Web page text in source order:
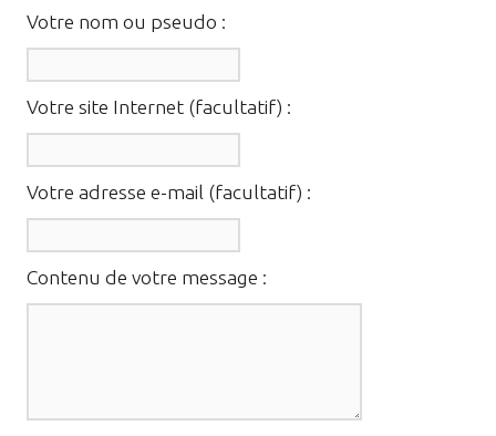
Votre nom ou pseudo :
Votre site Internet (facultatif) :
Votre adresse e-mail (facultatif) :
Contenu de votre message :